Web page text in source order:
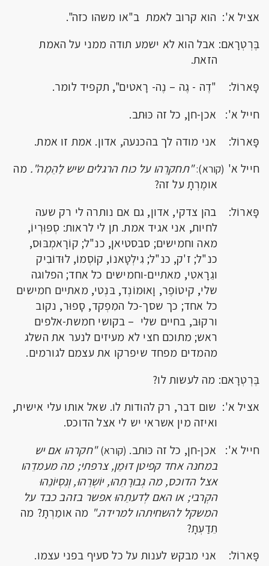
אציל א': הוא קרוב לאמת ב"או משהו כזה".
בֶּרְטְרָאם: אבל הוא לא ישמע תודה ממני על האמת
הזאת.
פָּארוֹל: "דֶה - גֶה – נֶה- רָאטים", תקפיד לומר.
חייל א': אכן-חן, כל זה כּוּתב.
פָּארוֹל: אני מודה לך בהכנעה, אדון. אמת זו אמת.
חייל א' (קורא):"תחקרֵהו על כוח הרגלים שיש לַהֵמָה". מה
אומֶרְתָ על זה?
פָּארוֹל: בהן צדקי, אדון, גם אם נותרה לי רק שעה
לחיות, אני אגיד אמת. תן לי לראות: סְפּוּרְיוֹ,
מאה וחמישים; סבסטיאן, כנ"ל; קוֹרָאמְבּוּס,
כנ"ל; ז'ק, כנ"ל; גִילְטָאנוֹ, קוֹסְמוֹ, לוּדוֹבִיק
וגֵרָאטִי, מאתיים-וחמישים כל אחד; הפלוגה
שלי, קיטוֹפֶר, וָאוּמוֹנְד, בּנְטי, מאתיים חמישים
כל אחד; כך שסך-כל המִפְקד, סָפוּר, נקוב
ורקוּב, בחיים שלי – בקושי חמשת-אלפים
ראש; מתוכם חצי לא מעיזים לנער את השלג
מהמדים מפחד שיפרקו את עצמם לגורמים.
בֶּרְטְרָאם: מה לעשות לו?
אציל א': שום דבר, רק להודות לו. שאל אותו עלי אישית,
ואיזה מין אשראי יש לי אצל הדוכס.
חייל א': אכן-חן, כל זה כּוּתב. (קורא) "חקרהו אם יש
במחנה אחד קפיטן דוּמֵן, צרפתי; מה מעמדֵהו
אצל הדוכס, מה גְבוּרָתֵהוּ, יוֹשְרֵהוּ, וְנִסְיוֹנֵהוּ
הקְרבי; או האם לְדעתֵהוּ אפשר בזהב כבד על
המשקל להשחיתהו למרידה." מה אומֵרְתָ? מה
תֵדַעְתָ?
פָּארוֹל: אני מבקש לענות על כל סעיף בפני עצמו.